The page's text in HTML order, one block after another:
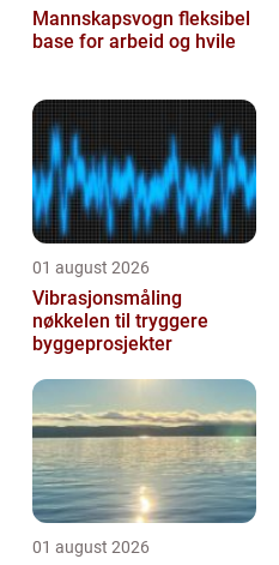
Mannskapsvogn fleksibel
base for arbeid og hvile
01 august 2026
Vibrasjonsmåling
nøkkelen til tryggere
byggeprosjekter
01 august 2026